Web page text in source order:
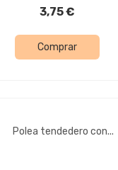
3,75 €
Comprar